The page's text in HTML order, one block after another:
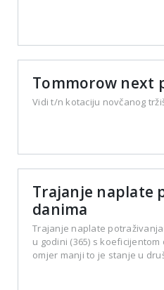
Tommorow next
Vidi t/n kotaciju novčanog
Trajanje naplate
danima
Trajanje naplate
u godini (365) s
omjer manji to je stanje u